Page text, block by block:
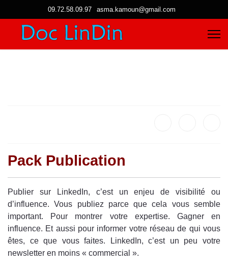
09.72.58.09.97 asma.kamoun@gmail.com
Pack Publication
Publier sur LinkedIn, c’est un enjeu de visibilité ou
d’influence. Vous publiez parce que cela vous semble
important. Pour montrer votre expertise. Gagner en
influence. Et aussi pour informer votre réseau de qui vous
êtes, ce que vous faites. LinkedIn, c’est un peu votre
newsletter en moins « commercial ».